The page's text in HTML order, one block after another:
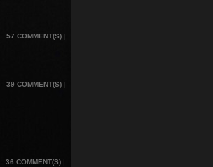
57 COMMENT(S)
39 COMMENT(S)
36 COMMENT(S)